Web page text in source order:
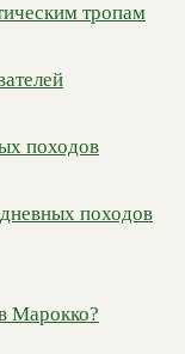
тропам
походов
походов
Марокко?